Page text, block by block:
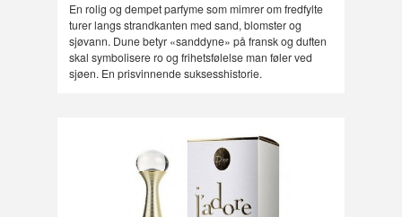
En rolig og dempet parfyme som mimrer om fredfylte
turer langs strandkanten med sand, blomster og
sjøvann. Dune betyr «sanddyne» på fransk og duften
skal symbolisere ro og frihetsfølelse man føler ved
sjøen. En prisvinnende suksesshistorie.